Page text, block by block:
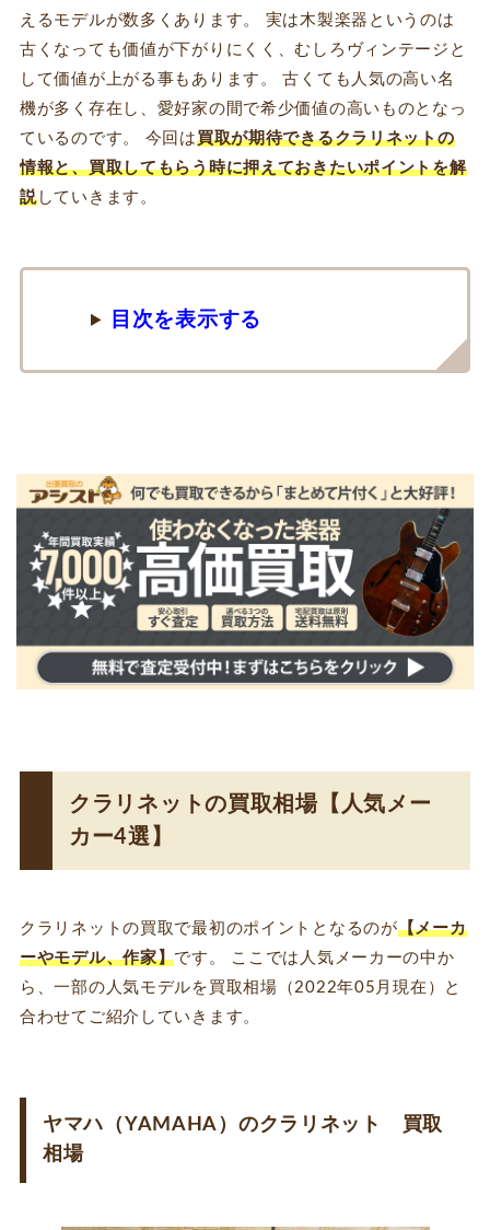
えるモデルが数多くあります。 実は木製楽器というのは
古くなっても価値が下がりにくく、むしろヴィンテージと
して価値が上がる事もあります。 古くても人気の高い名
機が多く存在し、愛好家の間で希少価値の高いものとなっ
ているのです。 今回は買取が期待できるクラリネットの
情報と、買取してもらう時に押えておきたいポイントを解
説していきます。
目次を表示する
クラリネットの買取相場【人気メー
カー4選】
クラリネットの買取で最初のポイントとなるのが【メーカ
ーやモデル、作家】です。 ここでは人気メーカーの中か
ら、一部の人気モデルを買取相場（2022年05月現在）と
合わせてご紹介していきます。
ヤマハ（YAMAHA）のクラリネット 買取
相場